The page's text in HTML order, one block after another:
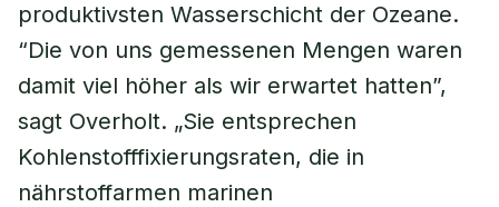
produktivsten Wasserschicht der Ozeane.
“Die von uns gemessenen Mengen waren
damit viel höher als wir erwartet hatten”,
sagt Overholt. „Sie entsprechen
Kohlenstofffixierungsraten, die in
nährstoffarmen marinen